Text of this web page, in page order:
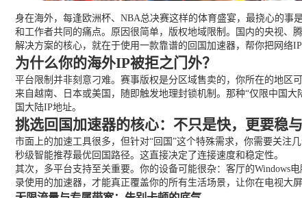
身在海外，每逢欧洲杯、NBA总决赛这样的体育盛宴，最挠心的事
和工作者共同的痛点。原因很简单，版权地域限制。国内的央视、
解决方案的核心，就在于使用一款靠谱的回国加速器，帮你把网络
为什么你的海外IP被拒之门外？
平台限制并非刻意刁难。赛事版权是分区域售卖的，你所在的地区
来自越南、日本或美国，随即触发地理封锁机制。那种“仅限中国
国大陆IP地址。
挑选回国加速器的核心：不只是快，更要稳
市面上的加速工具很多，但针对“回国”这个特殊需求，你需要关注
秒级智能推荐最优回国路径。这直接决定了连接速度和稳定性。
其次，多平台支持至关重要。你的设备可能很杂：客厅的Windows
录使用的加速器，才能真正覆盖你的所有生活场景，让你在电视大